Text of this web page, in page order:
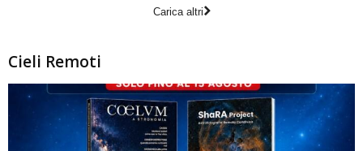
Carica altri
Cieli Remoti